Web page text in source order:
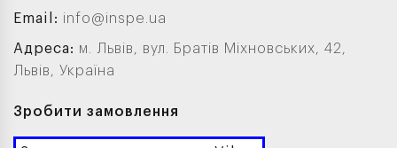
Email: info@inspe.ua
Адреса: м. Львів, вул. Братів Міхновських, 42,
Львів, Україна
Зробити замовлення